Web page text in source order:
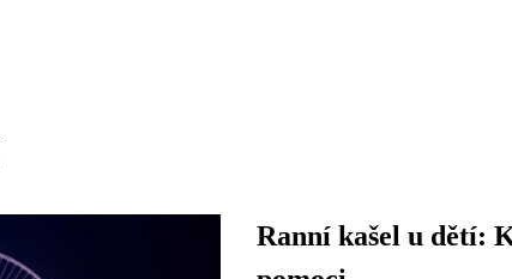
Ranní kašel u dětí: